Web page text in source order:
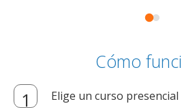
Cómo
Elige un curso